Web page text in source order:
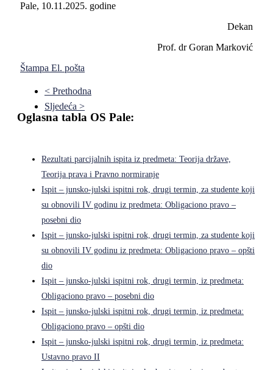
Pale, 10.11.2025. godine
Dekan
Prof. dr Goran Marković
Štampa El. pošta
< Prethodna
Sljedeća >
Oglasna tabla OS Pale:
Rezultati parcijalnih ispita iz predmeta: Teorija države,
Teorija prava i Pravno normiranje
Ispit – junsko-julski ispitni rok, drugi termin, za studente koji
su obnovili IV godinu iz predmeta: Obligaciono pravo –
posebni dio
Ispit – junsko-julski ispitni rok, drugi termin, za studente koji
su obnovili IV godinu iz predmeta: Obligaciono pravo – opšti
dio
Ispit – junsko-julski ispitni rok, drugi termin, iz predmeta:
Obligaciono pravo – posebni dio
Ispit – junsko-julski ispitni rok, drugi termin, iz predmeta:
Obligaciono pravo – opšti dio
Ispit – junsko-julski ispitni rok, drugi termin, iz predmeta:
Ustavno pravo II